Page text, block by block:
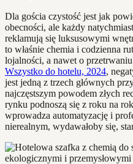
Dla gościa czystość jest jak
obecności, ale każdy
reklamują się luksusowymi
to właśnie chemia i codzienna
lojalności, a nawet o
Wszystko do hotelu, 2024,
jest jedną z trzech głównych
najczęstszym powodem złych
rynku podnoszą się z roku na
wprowadza automatyzację i
nierealnym, wydawałoby się,